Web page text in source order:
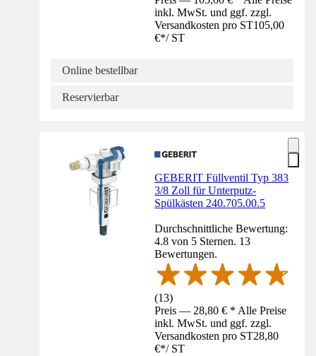
inkl. MwSt. und ggf. zzgl.
Versandkosten pro ST105,00
€*/ ST
Online bestellbar
Reservierbar
GEBERIT Füllventil Typ 383
3/8 Zoll für Unterputz-
Spülkästen 240.705.00.5
Durchschnittliche Bewertung:
4.8 von 5 Sternen. 13
Bewertungen.
(13)
Preis — 28,80 € * Alle Preise
inkl. MwSt. und ggf. zzgl.
Versandkosten pro ST28,80
€*/ ST